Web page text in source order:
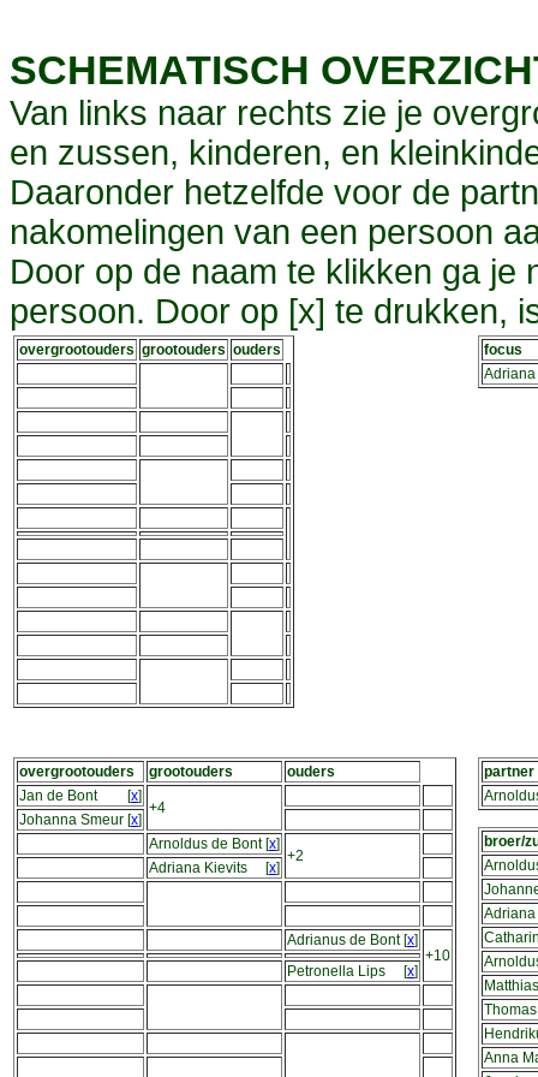
SCHEMATISCH
Van links naar rechts zie je
en zussen, kinderen, en
Daaronder hetzelfde voor de
nakomelingen van een persoon
Door op de naam te klikken ga je
persoon. Door op [x] te drukken,
overgrootouders grootouders ouders
focus
overgrootouders grootouders
ouders
Jan de Bont
[x]
+4
Johanna Smeur [x]
Arnoldus de Bont[x]
+2
Adriana Kievits [x]
Adrianus de Bont[x]
+10
Petronella Lips
[x]
partner
broer/
Anna